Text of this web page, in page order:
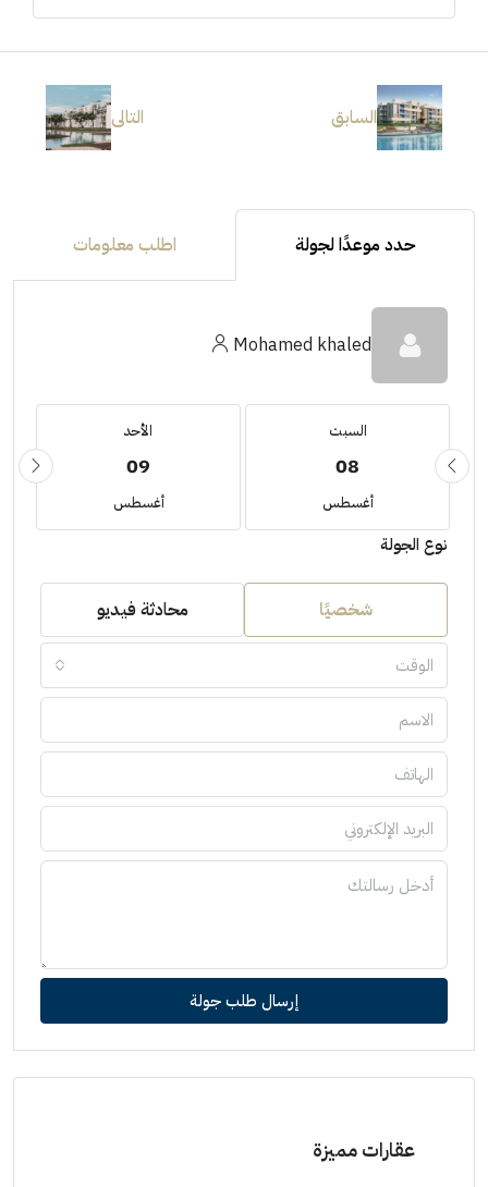
السابق التالى
حدد موعدًا لجولة اطلب معلومات
Mohamed khaled
السبت
08
أغسطس
الأحد
09
أغسطس
نوع الجولة
شخصيًا محادثة فيديو
الوقت
إرسال طلب جولة
عقارات مميزة